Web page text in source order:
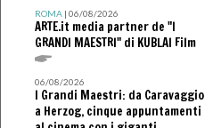
ROMA| 06/08/2026
ARTE.it media partner de "I
GRANDI MAESTRI" di KUBLAI Film
06/08/2026
I Grandi Maestri: da Caravaggio
a Herzog, cinque appuntamenti